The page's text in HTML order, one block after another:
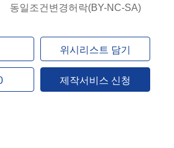
동일조건변경허락(BY-NC-SA)
위시리스트 담기
제작서비스 신청